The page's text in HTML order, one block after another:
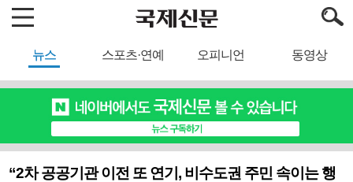
뉴스 스포츠·연예 오피니언 동영상
“2차 공공기관 이전 또 연기, 비수도권 주민 속이는 행